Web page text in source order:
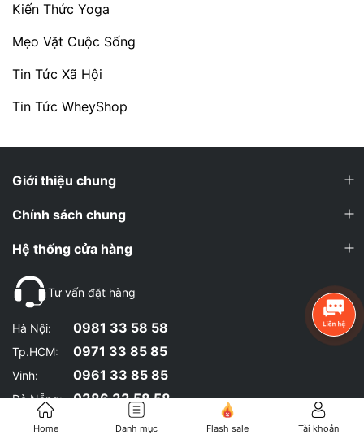
Kiến Thức Yoga
Mẹo Vặt Cuộc Sống
Tin Tức Xã Hội
Tin Tức WheyShop
Giới thiệu chung
Chính sách chung
Hệ thống cửa hàng
Tư vấn đặt hàng
Hà Nội: 0981 33 58 58
Tp.HCM: 0971 33 85 85
Vinh: 0961 33 85 85
Đà Nẵng: 0386 33 58 58
Hỗ Trợ: 0965 33 58 58
Home Danh mục Flash sale Tài khoản